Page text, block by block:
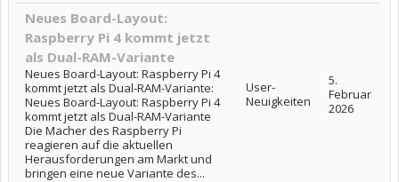
Neues Board-Layout:
Raspberry Pi 4 kommt jetzt
als Dual-RAM-Variante
Neues Board-Layout: Raspberry Pi 4
kommt jetzt als Dual-RAM-Variante:
Neues Board-Layout: Raspberry Pi 4
kommt jetzt als Dual-RAM-Variante
Die Macher des Raspberry Pi
reagieren auf die aktuellen
Herausforderungen am Markt und
bringen eine neue Variante des...
User-
Neuigkeiten
5.
Februar
2026